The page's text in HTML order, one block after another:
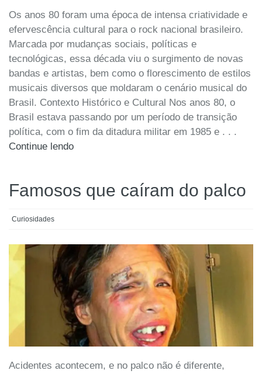
Os anos 80 foram uma época de intensa criatividade e
efervescência cultural para o rock nacional brasileiro.
Marcada por mudanças sociais, políticas e
tecnológicas, essa década viu o surgimento de novas
bandas e artistas, bem como o florescimento de estilos
musicais diversos que moldaram o cenário musical do
Brasil. Contexto Histórico e Cultural Nos anos 80, o
Brasil estava passando por um período de transição
política, com o fim da ditadura militar em 1985 e . . .
Continue lendo
Famosos que caíram do palco
Curiosidades
Acidentes acontecem, e no palco não é diferente,